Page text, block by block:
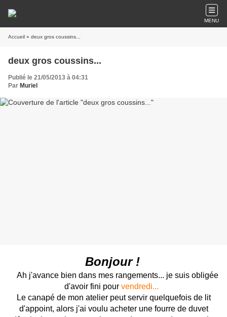
MENU
Accueil » deux gros coussins...
deux gros coussins...
Publié le 21/05/2013 à 04:31
Par Muriel
Bonjour !
Ah j'avance bien dans mes rangements... je suis obligée
d'avoir fini pour vendredi...
Le canapé de mon atelier peut servir quelquefois de lit
d'appoint, alors j'ai voulu acheter une fourre de duvet